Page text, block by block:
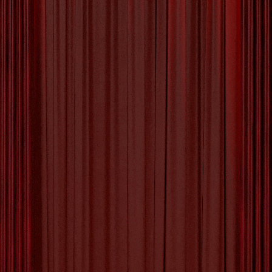
De Creatieve Wereld van
Fotografie Kunstenaars:
Meesterwerken Vastgelegd
door de Lens
Artikel: Fotografie Kunstenaars Fotografie
Kunstenaars: Meesterwerken Vastgelegd door
de Lens De wereld van fotografie is een
boeiende en creatieve ruimte waar kunstenaars
hun verhalen en visies vastleggen met behulp
van een camera. Fotografie kunstenaars zijn
meesters in het vastleggen van momenten,
emoties en schoonheid op unieke wijze. Elke
foto vertelt een verhaal, elke compositie is
[more…]